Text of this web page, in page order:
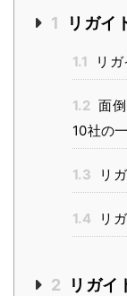
1 リガイ
1.1 リ
1.2 面
10社の
1.3 リ
1.4 リ
2 リガイ